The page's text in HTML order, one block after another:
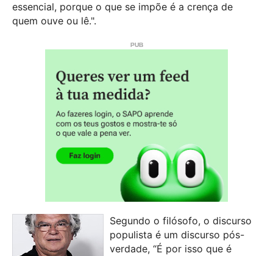
essencial, porque o que se impõe é a crença de
quem ouve ou lê.".
Segundo o filósofo, o discurso
populista é um discurso pós-
verdade, “É por isso que é